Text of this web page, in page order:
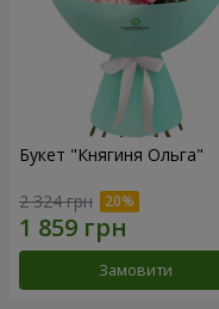
Букет "Княгиня Ольга"
2 324 грн
Замовити